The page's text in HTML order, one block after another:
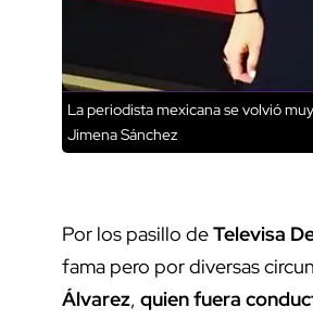
La periodista mexicana se volvió
Jimena Sánchez
Por los pasillo deTelevisa
fama pero por diversas
Álvarez, quien fuera